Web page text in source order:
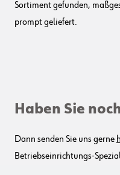
Sortiment gefunden,
prompt geliefert.
Haben Sie
Dann senden Sie uns gerne
Betriebseinrichtungs-